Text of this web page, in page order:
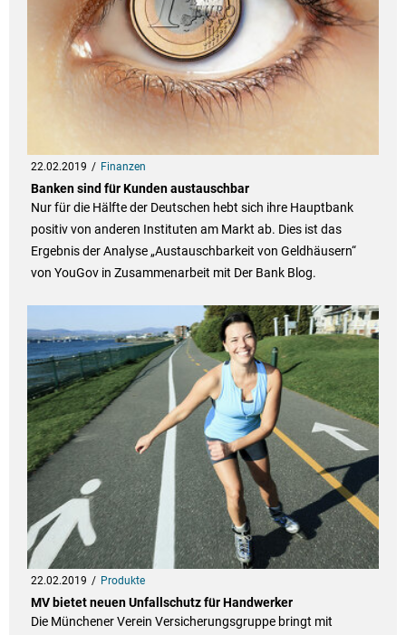
22.02.2019 Finanzen
Banken sind für Kunden austauschbar
Nur für die Hälfte der Deutschen hebt sich ihre Hauptbank
positiv von anderen Instituten am Markt ab. Dies ist das
Ergebnis der Analyse „Austauschbarkeit von Geldhäusern“
von YouGov in Zusammenarbeit mit Der Bank Blog.
22.02.2019 Produkte
MV bietet neuen Unfallschutz für Handwerker
Die Münchener Verein Versicherungsgruppe bringt mit